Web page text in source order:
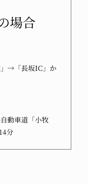
場合
→「長坂IC」か
動車道「小牧
分